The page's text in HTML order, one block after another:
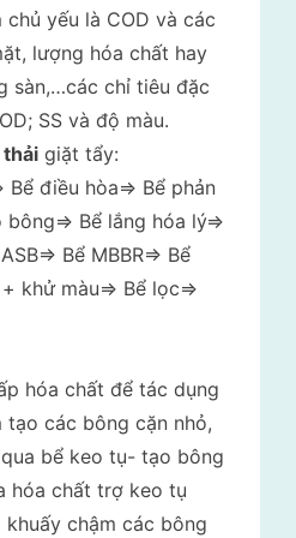
yếu là COD và các
lượng hóa chất hay
sàn,…các chỉ tiêu đặc
SS và độ màu.
giặt tẩy:
Bể điều hòa=> Bể phản
Bể lắng hóa lý=>
Bể MBBR=> Bể
khử màu=> Bể lọc=>
hóa chất để tác dụng
các bông cặn nhỏ,
bể keo tụ- tạo bông
hóa chất trợ keo tụ
chậm các bông